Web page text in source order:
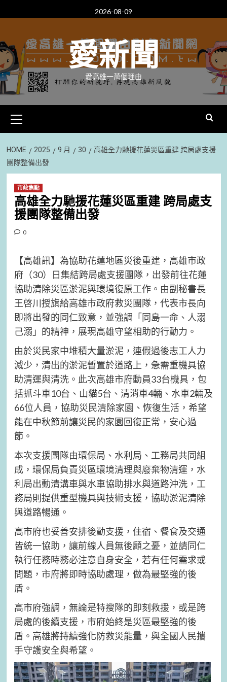
to
2026-08-09
愛新聞
愛高雄一萬個理由
Menu
HOME 2025 9 月 30
高雄全力馳援花蓮災區重建 跨局處支援
團隊整備出發
市政焦點
高雄全力馳援花蓮災區重建 跨局處支
援團隊整備出發
0
【高雄訊】為協助花蓮地區災後重建，高雄市政
府（30）日集結跨局處支援團隊，出發前往花蓮
協助清除災區淤泥與環境復原工作。由副秘書長
王啓川授旗給高雄市政府救災團隊，代表市長向
即將出發的同仁致意，並強調「同島一命、人溺
己溺」的精神，展現高雄守望相助的行動力。
由於災民家中堆積大量淤泥，連假過後志工人力
減少，清出的淤泥暫置於道路上，急需重機具協
助清運與清洗。此次高雄市府動員33台機具，包
括抓斗車10台、山貓5台、清消車4輛、水車2輛及
66位人員，協助災民清除家園、恢復生活，希望
能在中秋節前讓災民的家園回復正常，安心過
節。
本次支援團隊由環保局、水利局、工務局共同組
成，環保局負責災區環境清理與廢棄物清運，水
利局出動清溝車與水車協助排水與道路沖洗，工
務局則提供重型機具與技術支援，協助淤泥清除
與道路暢通。
高市府也妥善安排後勤支援，住宿、餐食及交通
皆統一協助，讓前線人員無後顧之憂，並請同仁
執行任務時務必注意自身安全，若有任何需求或
問題，市府將即時協助處理，做為最堅強的後
盾。
高市府強調，無論是特搜隊的即刻救援，或是跨
局處的後續支援，市府始終是災區最堅強的後
盾。高雄將持續強化防救災能量，與全國人民攜
手守護安全與希望。